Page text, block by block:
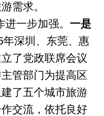
需求。
一步加强。 一是
深圳、东莞、惠
了党政联席会议
管部门为提高区
了五个城市旅游
交流，依托良好